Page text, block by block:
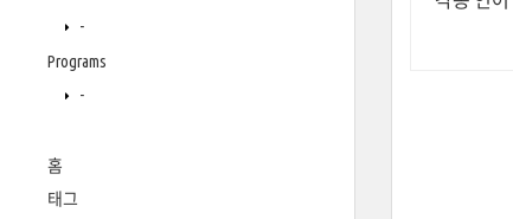
-
Programs
-
홈
태그